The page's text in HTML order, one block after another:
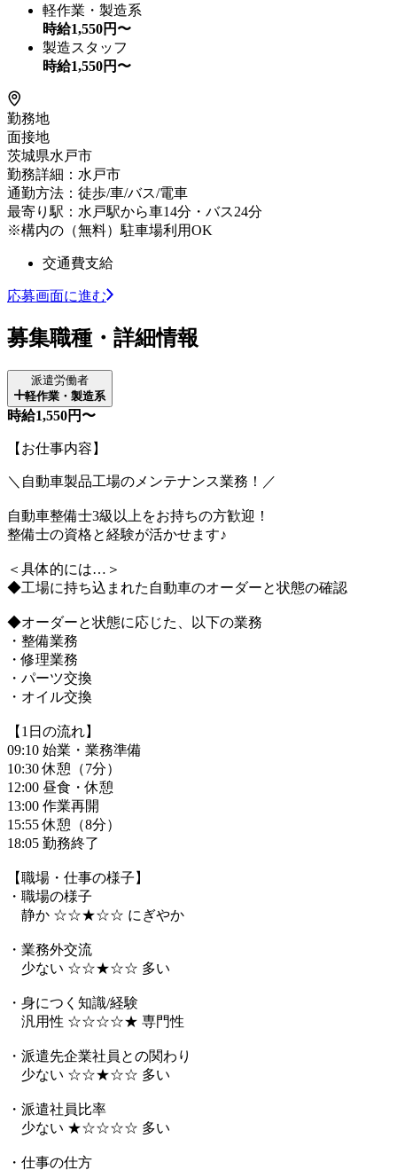
軽作業・製造系
時給1,550円〜
製造スタッフ
時給1,550円〜
勤務地
面接地
茨城県水戸市
勤務詳細：水戸市
通勤方法：徒歩/車/バス/電車
最寄り駅：水戸駅から車14分・バス24分
※構内の（無料）駐車場利用OK
交通費支給
応募画面に進む
募集職種・詳細情報
派遣労働者
軽作業・製造系
時給1,550円〜
【お仕事内容】
＼自動車製品工場のメンテナンス業務！／
自動車整備士3級以上をお持ちの方歓迎！
整備士の資格と経験が活かせます♪
＜具体的には…＞
◆工場に持ち込まれた自動車のオーダーと状態の確認
◆オーダーと状態に応じた、以下の業務
・整備業務
・修理業務
・パーツ交換
・オイル交換
【1日の流れ】
09:10 始業・業務準備
10:30 休憩（7分）
12:00 昼食・休憩
13:00 作業再開
15:55 休憩（8分）
18:05 勤務終了
【職場・仕事の様子】
・職場の様子
静か ☆☆★☆☆ にぎやか
・業務外交流
少ない ☆☆★☆☆ 多い
・身につく知識/経験
汎用性 ☆☆☆☆★ 専門性
・派遣先企業社員との関わり
少ない ☆☆★☆☆ 多い
・派遣社員比率
少ない ★☆☆☆☆ 多い
・仕事の仕方